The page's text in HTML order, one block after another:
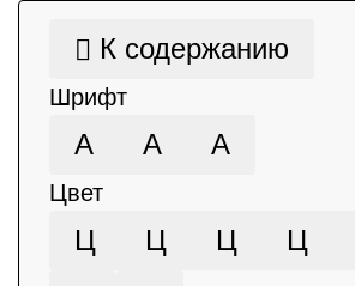
К содержанию
Шрифт
А А А
Цвет
Ц Ц Ц Ц